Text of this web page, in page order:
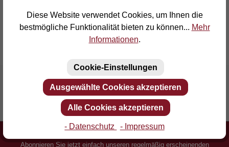
Erfinder des Lattenrostes Mehr als 60 Jahre Erfahrung
Abonnieren Sie jetzt einfach unseren regelmäßig erscheinenden
Diese Website verwendet Cookies, um Ihnen die
bestmögliche Funktionalität bieten zu können... Mehr
Informationen.
Cookie-Einstellungen
Ausgewählte Cookies akzeptieren
Alle Cookies akzeptieren
- Datenschutz - Impressum